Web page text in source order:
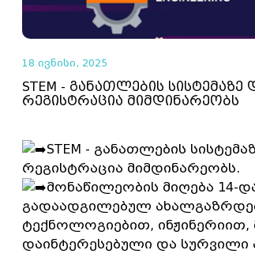
18 ივნისი, 2025
STEM - განათლების
რეგისტრაცია მიმდინარეობს
STEM - განათლების
რეგისტრაცია მიმდინარეობს.
მონაწილეობის მიღება 14-
გადაადგილებულ
ტექნოლოგიებით, ინჟინერიით,
დაინტერესებული და